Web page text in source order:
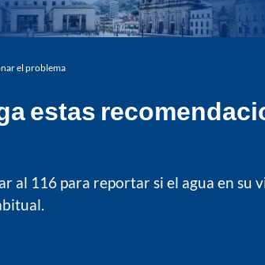
el problema
estas
al 116 para reportar si el agua en su